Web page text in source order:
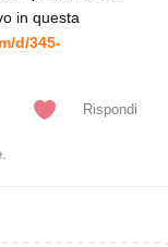
in questa
d/345-
Rispondi